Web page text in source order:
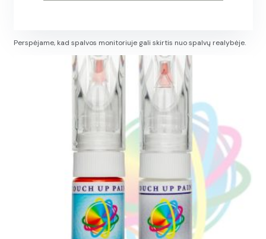
Perspėjame, kad spalvos monitoriuje gali skirtis nuo spalvų realybėje.